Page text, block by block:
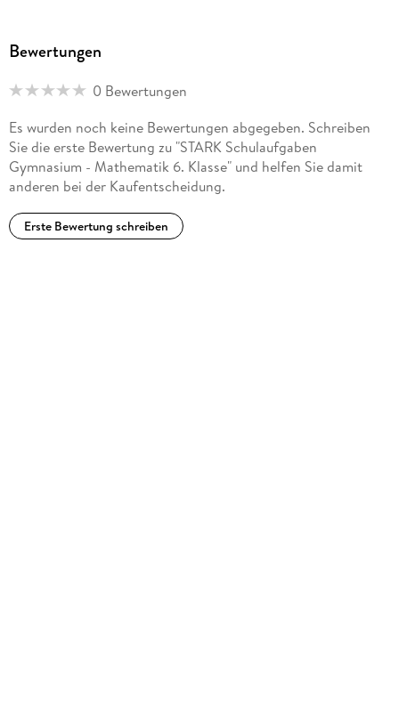
Bewertungen
0 Bewertungen
Es wurden noch keine Bewertungen abgegeben. Schreiben
Sie die erste Bewertung zu "STARK Schulaufgaben
Gymnasium - Mathematik 6. Klasse" und helfen Sie damit
anderen bei der Kaufentscheidung.
Erste Bewertung schreiben